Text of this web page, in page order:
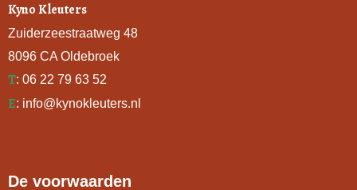
Kyno Kleuters
Zuiderzeestraatweg 48
8096 CA Oldebroek
T: 06 22 79 63 52
E: info@kynokleuters.nl
De voorwaarden